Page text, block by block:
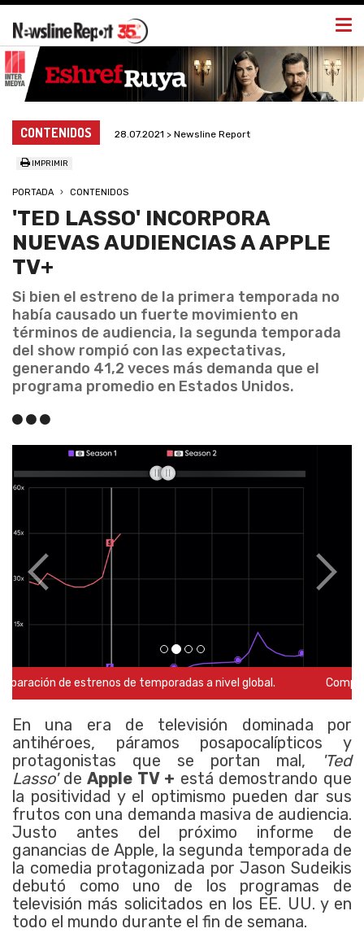
CONTENIDOS 28.07.2021 > Newsline Report
IMPRIMIR
PORTADA CONTENIDOS
'TED LASSO' INCORPORA
NUEVAS AUDIENCIAS A APPLE
TV+
Si bien el estreno de la primera temporada no
había causado un fuerte movimiento en
términos de audiencia, la segunda temporada
del show rompió con las expectativas,
generando 41,2 veces más demanda que el
programa promedio en Estados Unidos.
Comparación de estrenos de temporadas en Estados Unidos.
En una era de televisión dominada por
antihéroes, páramos posapocalípticos y
protagonistas que se portan mal,
'Ted
Lasso'deApple TV + está demostrando que
la positividad y el optimismo pueden dar sus
frutos con una demanda masiva de audiencia.
Justo antes del próximo informe de
ganancias de Apple, la segunda temporada de
la comedia protagonizada por Jason Sudeikis
debutó como uno de los programas de
televisión más solicitados en los EE. UU. y en
todo el mundo durante el fin de semana.